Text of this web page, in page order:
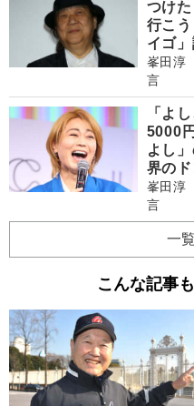
つけ
行こ
イゴ
峯田淳
言
「よ
5000
よし
界の
峯田淳
言
一
こんな記事